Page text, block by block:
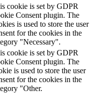
cookie is set by GDPR
Consent plugin. The
is used to store the user
for the cookies in the
"Necessary".
cookie is set by GDPR
Consent plugin. The
is used to store the user
for the cookies in the
"Other.